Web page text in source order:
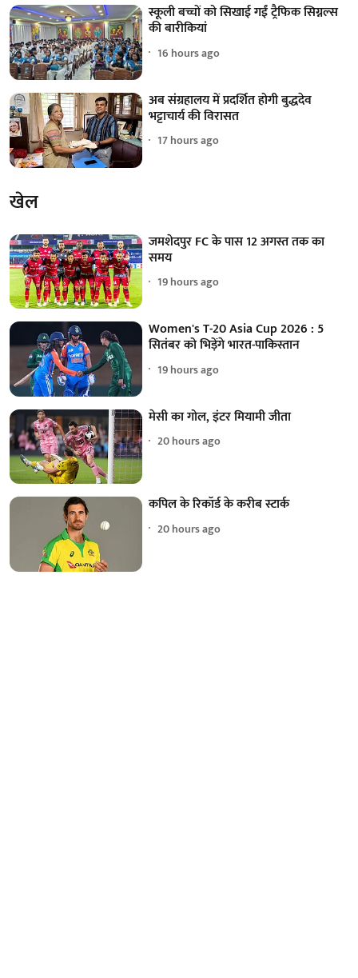
स्कूली बच्चों को सिखाई गईं ट्रैफिक सिग्नल्स
की बारीकियां
16 hours ago
अब संग्रहालय में प्रदर्शित होगी बुद्धदेव
भट्टाचार्य की विरासत
17 hours ago
खेल
जमशेदपुर FC के पास 12 अगस्त तक का
समय
19 hours ago
Women's T-20 Asia Cup 2026 : 5
सितंबर को भिड़ेंगे भारत-पाकिस्तान
19 hours ago
मेसी का गोल, इंटर मियामी जीता
20 hours ago
कपिल के रिकॉर्ड के करीब स्टार्क
20 hours ago